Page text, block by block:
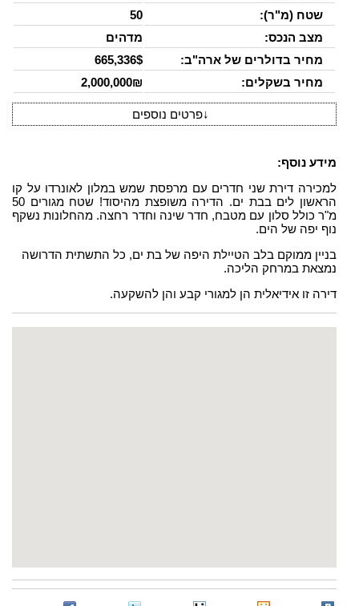
שטח (מ"ר):
50
מצב הנכס:
מדהים
מחיר בדולרים של ארה"ב:
665,336$
מחיר בשקלים:
2,000,000₪
↓פרטים נוספים
מידע נוסף:
למכירה דירת שני חדרים עם מרפסת שמש במלון לאונרדו על קו
הראשון לים בבת ים. הדירה משופצת מהיסוד! שטח מגורים 50
מ"ר כולל סלון עם מטבח, חדר שינה וחדר רחצה. מהחלונות נשקף
נוף יפה של הים.
בניין ממוקם בלב הטיילת היפה של בת ים, כל התשתית הדרושה
נמצאת במרחק הליכה.
דירה זו אידיאלית הן למגורי קבע והן להשקעה.